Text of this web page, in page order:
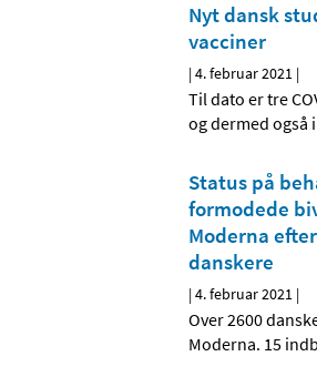
Nyt dansk
vacciner
|4. februar 2021 |
Til dato er tre
og dermed også
Status på
formodede
Moderna
danskere
|4. februar 2021 |
Over 2600
Moderna. 15